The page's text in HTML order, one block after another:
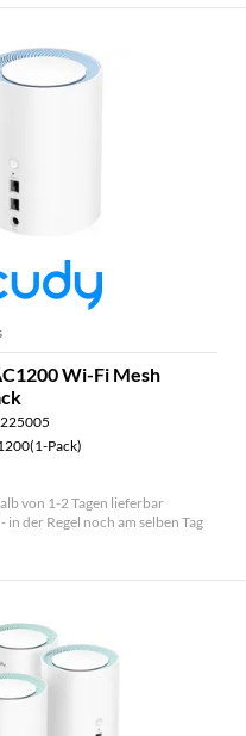
Wi-Fi Mesh
Pack)
von 1-2 Tagen lieferbar
in der Regel noch am selben Tag